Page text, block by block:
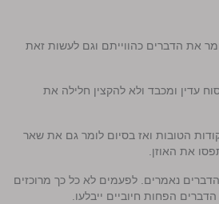
את הדברים כהווייתם וגם לעשות זאת
עדין ומכבד ולא להקצין חלילה את
הטובות ואז בסיום לומר גם את שאר
את האוזן.
הדברים נאמרים. לפעמים לא כל כך מרוכזים
הפחות חיוביים ייבלעו.